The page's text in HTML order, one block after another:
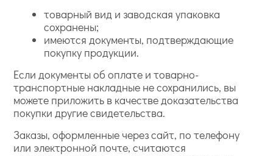
товарный вид и заводская упаковка
сохранены;
имеются документы, подтверждающие
покупку продукции.
Если документы об оплате и товарно-
транспортные накладные не сохранились, вы
можете приложить в качестве доказательства
покупки другие свидетельства.
Заказы, оформленные через сайт, по телефону
или электронной почте, считаются